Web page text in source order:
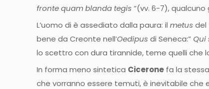
fronte quam blanda tegis “(vv. 6-7),
L’uomo di è assediato dalla paura: ilmetus del
bene da Creonte nell’Oedipus di Seneca:”Qui
lo scettro con dura tirannide, teme quelli che
In forma meno sintetica Cicerone fa la
che vorranno essere temuti, è inevitabile che